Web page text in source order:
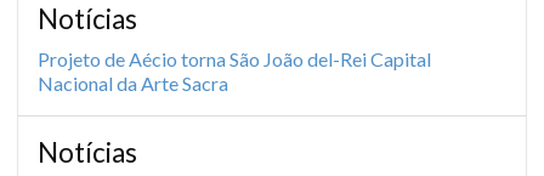
Notícias
Projeto de Aécio torna São João del-Rei Capital
Nacional da Arte Sacra
Notícias